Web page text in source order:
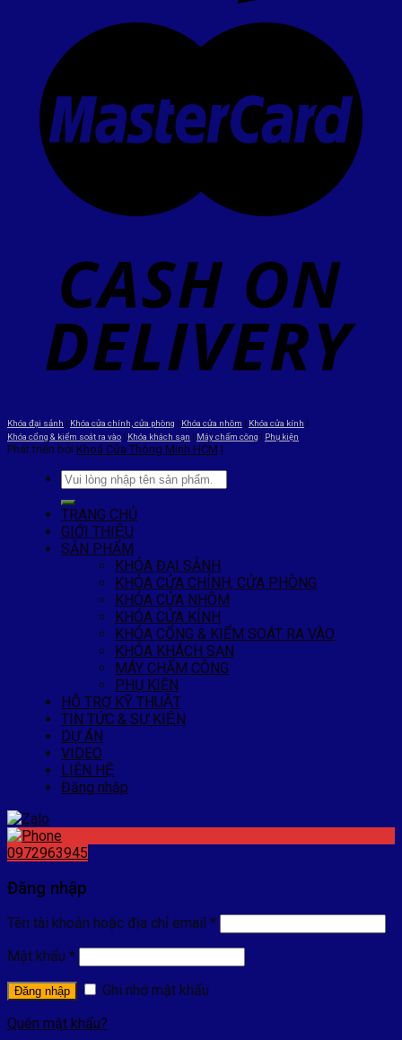
Khóa đại sảnh | Khóa cửa chính, cửa phòng | Khóa cửa nhôm | Khóa cửa kính |
Khóa cổng & kiểm soát ra vào | Khóa khách sạn | Máy chấm công | Phụ kiện
Phát triển bởi Khoá Cửa Thông Minh HCM |
TRANG CHỦ
GIỚI THIỆU
SẢN PHẨM
KHÓA ĐẠI SẢNH
KHÓA CỬA CHÍNH, CỬA PHÒNG
KHÓA CỬA NHÔM
KHÓA CỬA KÍNH
KHÓA CỔNG & KIỂM SOÁT RA VÀO
KHÓA KHÁCH SẠN
MÁY CHẤM CÔNG
PHỤ KIỆN
HỖ TRỢ KỸ THUẬT
TIN TỨC & SỰ KIỆN
DỰ ÁN
VIDEO
LIÊN HỆ
Đăng nhập
0972963945
Đăng nhập
Tên tài khoản hoặc địa chỉ email *
Mật khẩu *
Đăng nhập
Ghi nhớ mật khẩu
Quên mật khẩu?